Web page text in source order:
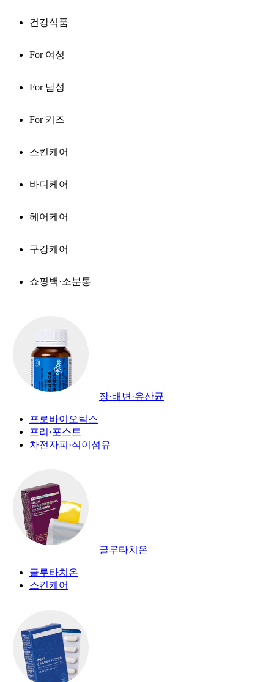
건강식품
For 여성
For 남성
For 키즈
스킨케어
바디케어
헤어케어
구강케어
쇼핑백·소분통
장·배변·유산균
프로바이오틱스
프리·포스트
차전자피·식이섬유
글루타치온
글루타치온
스킨케어